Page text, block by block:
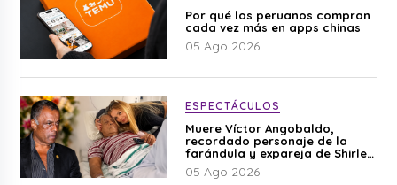
Por qué los peruanos compran
cada vez más en apps chinas
05 Ago 2026
ESPECTÁCULOS
Muere Víctor Angobaldo,
recordado personaje de la
farándula y expareja de Shirley
Cherres
05 Ago 2026